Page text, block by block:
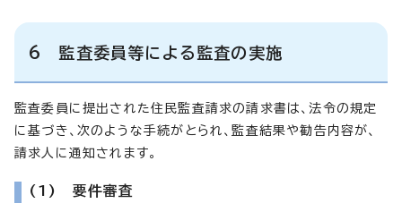
6 監査委員等による監査の実施
監査委員に提出された住民監査請求の請求書は、法令の規定
に基づき、次のような手続がとられ、監査結果や勧告内容が、
請求人に通知されます。
(1) 要件審査